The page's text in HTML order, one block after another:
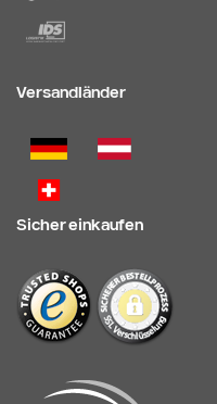
Versandländer
Sicher einkaufen